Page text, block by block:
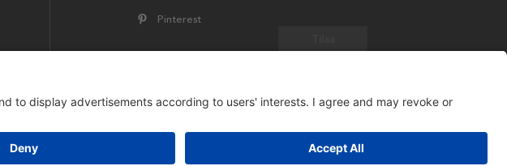
Pinterest